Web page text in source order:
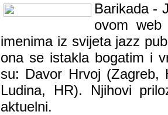
Barikada -
ovom web
imenima iz svijeta jazz
ona se istakla bogatim i
su: Davor Hrvoj (Zagreb,
Ludina, HR). Njihovi
aktuelni.